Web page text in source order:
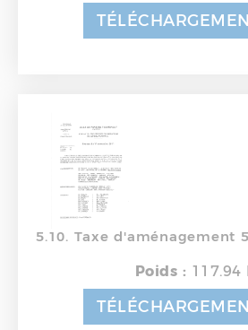
5.10. Taxe d'aménagement
Poids : 117.94